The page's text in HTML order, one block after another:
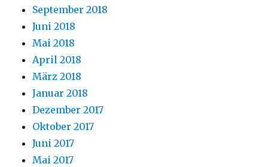
September 2018
Juni 2018
Mai 2018
April 2018
März 2018
Januar 2018
Dezember 2017
Oktober 2017
Juni 2017
Mai 2017